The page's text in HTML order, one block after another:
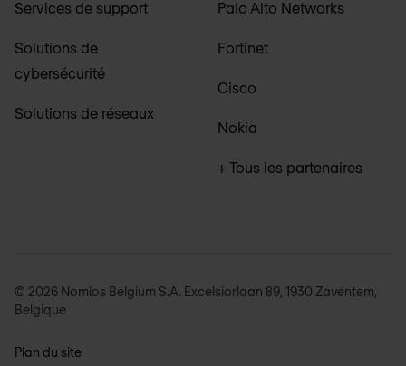
Services de support
Solutions de
cybersécurité
Solutions de réseaux
Palo Alto Networks
Fortinet
Cisco
Nokia
+ Tous les partenaires
© 2026 Nomios Belgium S.A. Excelsiorlaan 89, 1930 Zaventem,
Belgique
Plan du site